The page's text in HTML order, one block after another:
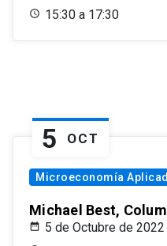
15:30 a 17:30
5 OCT
Microeconomía
Michael Best,
5 de Octubre de 2022